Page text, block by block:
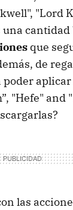
"Lord
una
que
de
"Hefe" and
las